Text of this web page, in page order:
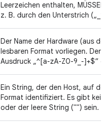
Leerzeichen enthalten,
z. B. durch den Unterstrich
Der Name der Hardware (aus
lesbaren Format vorliegen. Der
Ausdruck „^[a-zA-Z0-9_-]+$“
Ein String, der den Host, auf
Format identifiziert. Es gibt
oder der leere String ("") sein.